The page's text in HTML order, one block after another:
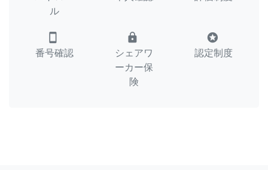
ル
smartphone
番号確認
lock
シェアワ
ーカー保
険
stars
認定制度